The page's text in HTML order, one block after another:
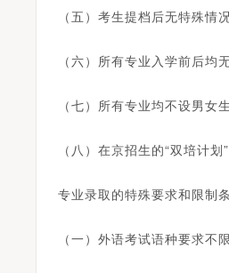
（五）考生提档后无特殊情
（六）所有专业入学前后均
（七）所有专业均不设男女
（八）在京招生的“双培计
专业录取的特殊要求和限制
（一）外语考试语种要求